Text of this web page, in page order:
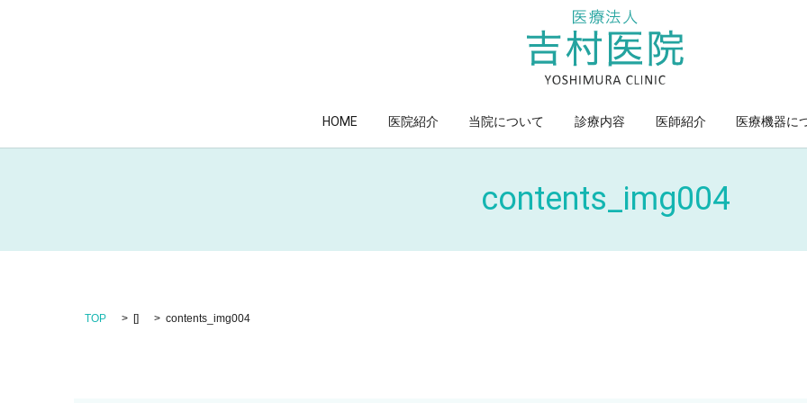
HOME 医院紹介 当院について 診療内容 医師紹介 医療機器に
contents_img004
TOP [] contents_img004